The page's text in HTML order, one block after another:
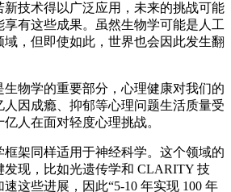
新技术得以广泛应用，未来的挑战可能
有这些成果。虽然生物学可能是人工
，但即使如此，世界也会因此发生翻
物学的重要部分，心理健康对我们的
因成瘾、抑郁等心理问题生活质量受
人在面对轻度心理挑战。
架同样适用于神经科学。这个领域的
发现，比如光遗传学和 CLARITY 技
这些进展，因此“5-10 年实现 100 年